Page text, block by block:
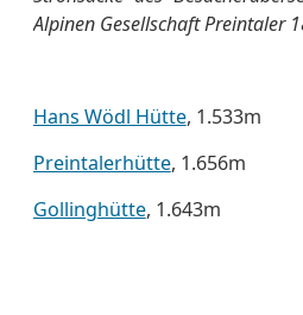
Alpinen Gesellschaft Preintaler
Hans Wödl Hütte, 1.533m
Preintalerhütte, 1.656m
Gollinghütte, 1.643m